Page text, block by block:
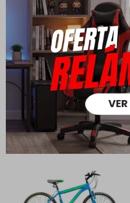
Ver mas
Medios de pago
Productos que te